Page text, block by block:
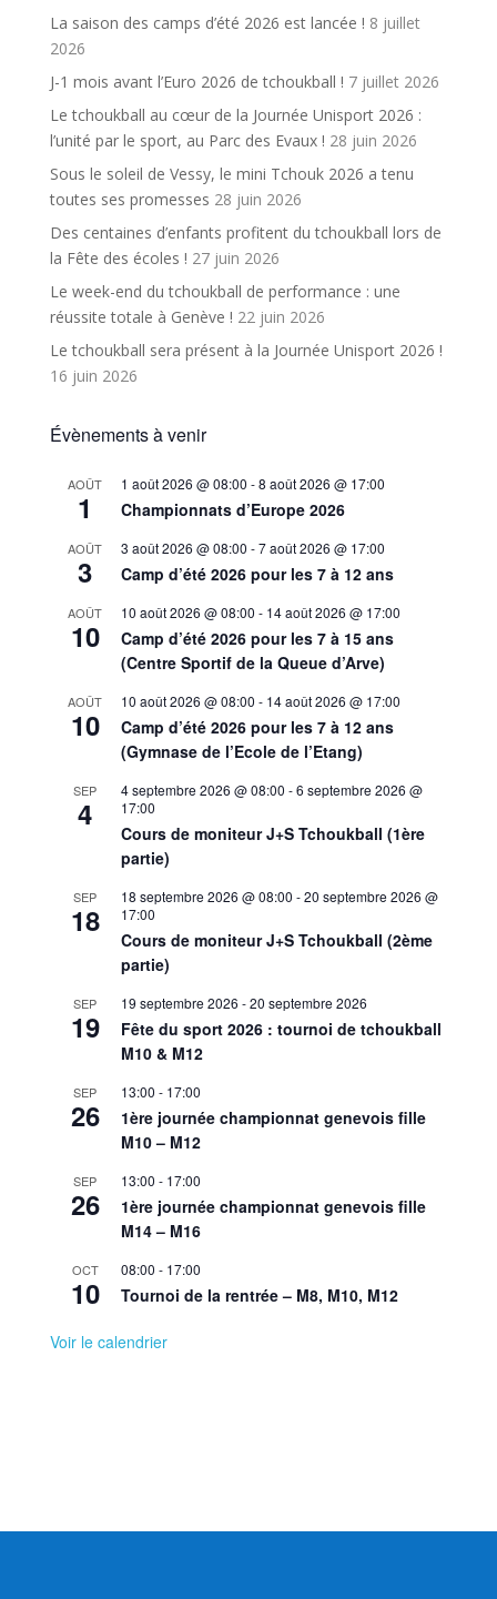
La saison des camps d’été 2026 est lancée ! 8 juillet
2026
J-1 mois avant l’Euro 2026 de tchoukball ! 7 juillet 2026
Le tchoukball au cœur de la Journée Unisport 2026 :
l’unité par le sport, au Parc des Evaux ! 28 juin 2026
Sous le soleil de Vessy, le mini Tchouk 2026 a tenu
toutes ses promesses 28 juin 2026
Des centaines d’enfants profitent du tchoukball lors de
la Fête des écoles ! 27 juin 2026
Le week-end du tchoukball de performance : une
réussite totale à Genève ! 22 juin 2026
Le tchoukball sera présent à la Journée Unisport 2026 !
16 juin 2026
Évènements à venir
AOÛT
1
1 août 2026 @ 08:00 -8 août 2026 @ 17:00
Championnats d’Europe 2026
AOÛT
3
3 août 2026 @ 08:00 -7 août 2026 @ 17:00
Camp d’été 2026 pour les 7 à 12 ans
AOÛT
10
10 août 2026 @ 08:00 - 14 août 2026 @ 17:00
Camp d’été 2026 pour les 7 à 15 ans
(Centre Sportif de la Queue d’Arve)
AOÛT
10
10 août 2026 @ 08:00 - 14 août 2026 @ 17:00
Camp d’été 2026 pour les 7 à 12 ans
(Gymnase de l’Ecole de l’Etang)
SEP
4
4 septembre 2026 @ 08:00 -6 septembre 2026 @
17:00
Cours de moniteur J+S Tchoukball (1ère
partie)
SEP
18
18 septembre 2026 @ 08:00 -20 septembre 2026 @
17:00
Cours de moniteur J+S Tchoukball (2ème
partie)
SEP
19
19 septembre 2026 -20 septembre 2026
Fête du sport 2026 : tournoi de tchoukball
M10 & M12
SEP
26
13:00 - 17:00
1ère journée championnat genevois fille
M10 – M12
SEP
26
13:00 - 17:00
1ère journée championnat genevois fille
M14 – M16
OCT
10
08:00 - 17:00
Tournoi de la rentrée – M8, M10, M12
Voir le calendrier